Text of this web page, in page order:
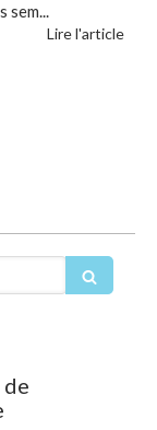
sem...
Lire l'article